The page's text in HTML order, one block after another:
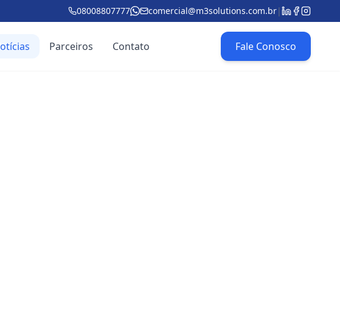
08008807777 comercial@m3solutions.com.br|
Parceiros Contato Fale Conosco